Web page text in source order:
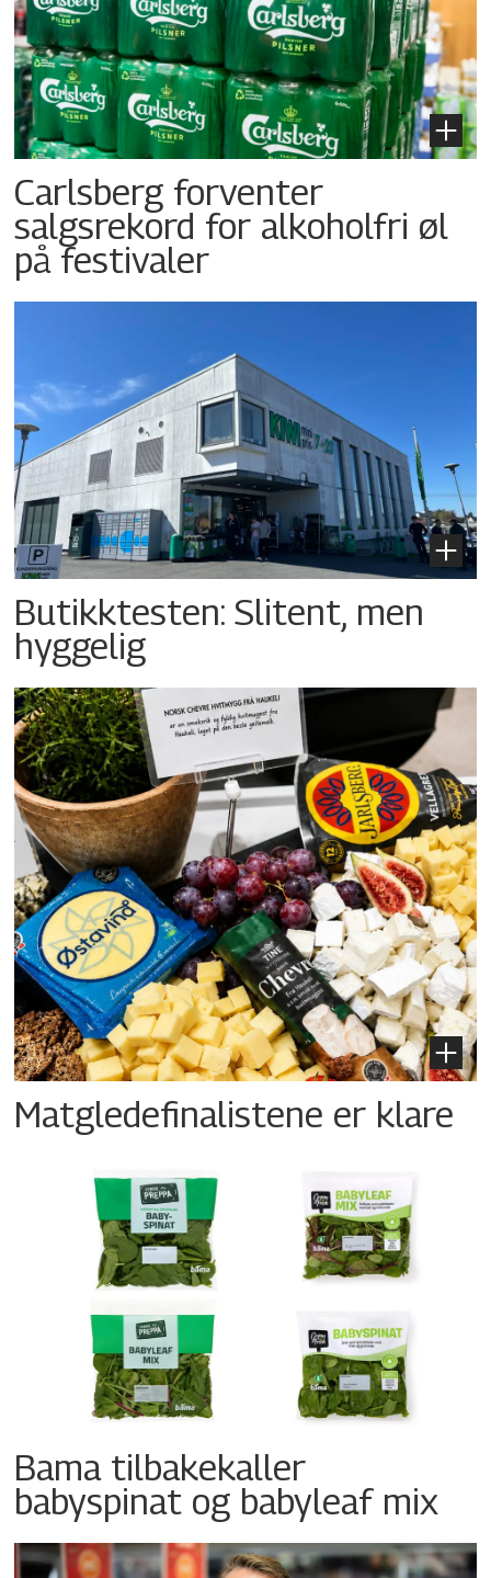
Carlsberg forventer
salgsrekord for alkoholfri øl
på festivaler
Butikktesten: Slitent, men
hyggelig
Matgledefinalistene er klare
Bama tilbakekaller
babyspinat og babyleaf mix